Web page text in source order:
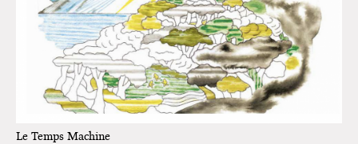
Le Temps Machine
Lancements de "Ras le bol" de
Cardon
Exposition "Fungirl : Funeral
Home" à Colomiers
Tournée "Vulva Viking" : Elizabeth
Pich à Paris et Vincennes !